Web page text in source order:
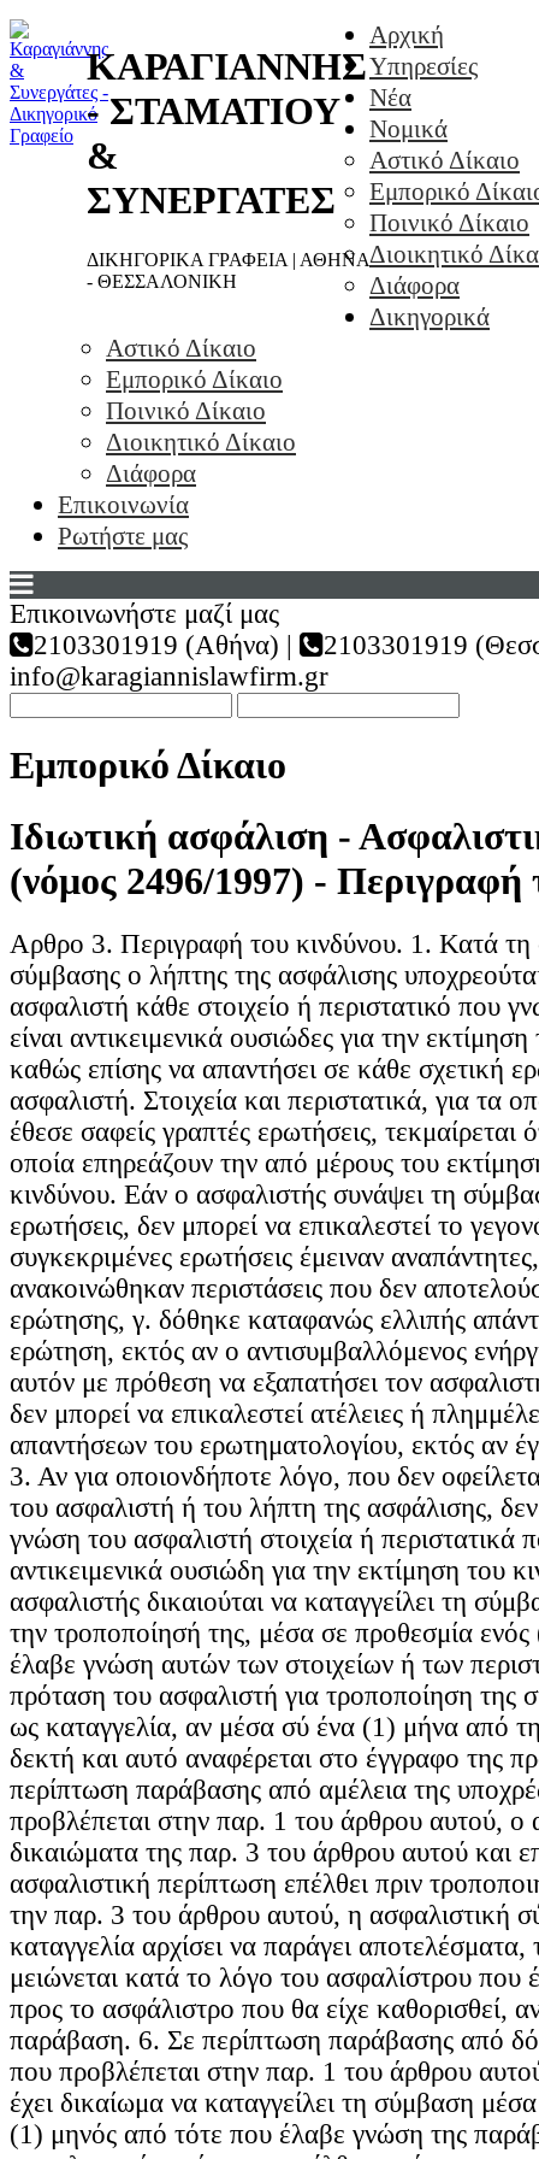
ΚΑΡΑΓΙΑΝΝΗΣ
- ΣΤΑΜΑΤΙΟΥ
&
ΣΥΝΕΡΓΑΤΕΣ
ΔΙΚΗΓΟΡΙΚΑ ΓΡΑΦΕΙΑ | ΑΘΗΝΑ
- ΘΕΣΣΑΛΟΝΙΚΗ
Αρχική
Υπηρεσίες
Νέα
Νομικά
Αστικό Δίκαιο
Εμπορικό
Ποινικό Δίκαιο
Διοικητικό
Διάφορα
Δικηγορικά
Αστικό Δίκαιο
Εμπορικό Δίκαιο
Ποινικό Δίκαιο
Διοικητικό Δίκαιο
Διάφορα
Επικοινωνία
Ρωτήστε μας
Επικοινωνήστε μαζί μας
2103301919 (Αθήνα) |
2103301919
info@karagiannislawfirm.gr
Εμπορικό Δίκαιο
Ιδιωτική ασφάλιση -
(νόμος 2496/1997) - Περιγραφή
Αρθρο 3. Περιγραφή του κινδύνου. 1. Κατά τη
σύμβασης ο λήπτης της ασφάλισης
ασφαλιστή κάθε στοιχείο ή περιστατικό που
είναι αντικειμενικά ουσιώδες για την
καθώς επίσης να απαντήσει σε κάθε σχετική
ασφαλιστή. Στοιχεία και περιστατικά, για τα
έθεσε σαφείς γραπτές ερωτήσεις, τεκμαίρεται
οποία επηρεάζουν την από μέρους του
κινδύνου. Εάν ο ασφαλιστής συνάψει τη
ερωτήσεις, δεν μπορεί να επικαλεστεί το
συγκεκριμένες ερωτήσεις έμειναν
ανακοινώθηκαν περιστάσεις που δεν
ερώτησης, γ. δόθηκε καταφανώς ελλιπής
ερώτηση, εκτός αν ο αντισυμβαλλόμενος
αυτόν με πρόθεση να εξαπατήσει τον
δεν μπορεί να επικαλεστεί ατέλειες ή
απαντήσεων του ερωτηματολογίου, εκτός αν
3. Αν για οποιονδήποτε λόγο, που δεν
του ασφαλιστή ή του λήπτη της ασφάλισης, δεν
γνώση του ασφαλιστή στοιχεία ή περιστατικά
αντικειμενικά ουσιώδη για την εκτίμηση του
ασφαλιστής δικαιούται να καταγγείλει τη
την τροποποίησή της, μέσα σε προθεσμία
έλαβε γνώση αυτών των στοιχείων ή των
πρόταση του ασφαλιστή για τροποποίηση της
ως καταγγελία, αν μέσα σύ ένα (1) μήνα από
δεκτή και αυτό αναφέρεται στο έγγραφο της
περίπτωση παράβασης από αμέλεια της
προβλέπεται στην παρ. 1 του άρθρου αυτού, ο
δικαιώματα της παρ. 3 του άρθρου αυτού και
ασφαλιστική περίπτωση επέλθει πριν
την παρ. 3 του άρθρου αυτού, η ασφαλιστική
καταγγελία αρχίσει να παράγει
μειώνεται κατά το λόγο του ασφαλίστρου που
προς το ασφάλιστρο που θα είχε καθορισθεί,
παράβαση. 6. Σε περίπτωση παράβασης από
που προβλέπεται στην παρ. 1 του άρθρου
έχει δικαίωμα να καταγγείλει τη σύμβαση
(1) μηνός από τότε που έλαβε γνώση της